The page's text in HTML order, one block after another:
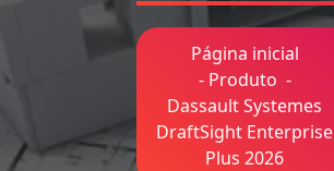
Página inicial
- Produto -
Dassault Systemes
DraftSight Enterprise
Plus 2026